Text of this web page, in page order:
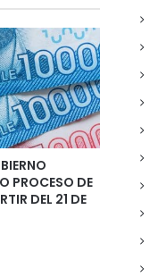
PROCESO DE
DEL 21 DE